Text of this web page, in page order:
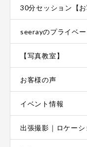
30分セッション【お
seerayのプライベ
【写真教室】
お客様の声
イベント情報
出張撮影｜ロケーシ